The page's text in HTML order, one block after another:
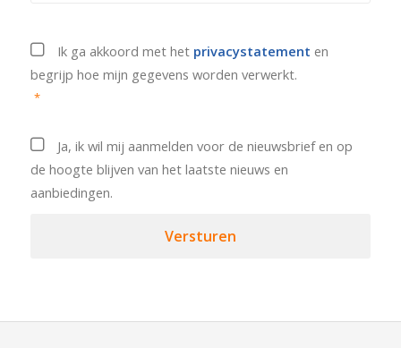
Privacystatement *
Ik ga akkoord met het privacystatement en
begrijp hoe mijn gegevens worden verwerkt.
*
Nieuwsbrief
Ja, ik wil mij aanmelden voor de nieuwsbrief en op
de hoogte blijven van het laatste nieuws en
aanbiedingen.